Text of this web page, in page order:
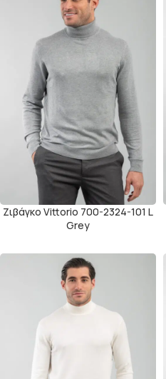
Ζιβάγκο Vittorio 700-2324-101 L
Grey